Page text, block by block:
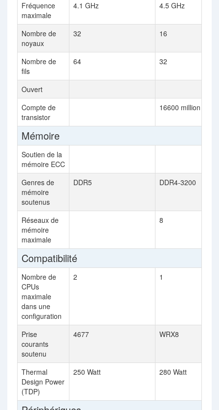
Fréquence
maximale
4.1 GHz 4.5 GHz
Nombre de
noyaux
32 16
Nombre de
fils
64 32
Ouvert
Compte de
transistor
16600 million
Mémoire
Soutien de la
mémoire ECC
Genres de
mémoire
soutenus
DDR5 DDR4-3200
Réseaux de
mémoire
maximale
8
Compatibilité
Nombre de
CPUs
maximale
dans une
configuration
2 1
Prise
courants
soutenu
4677 WRX8
Thermal
Design Power
(TDP)
250 Watt 280 Watt